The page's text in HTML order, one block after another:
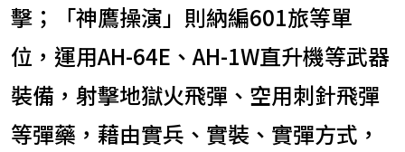
擊；「神鷹操演」則納編601旅等單
位，運用AH-64E、AH-1W直升機等武器
裝備，射擊地獄火飛彈、空用刺針飛彈
等彈藥，藉由實兵、實裝、實彈方式，